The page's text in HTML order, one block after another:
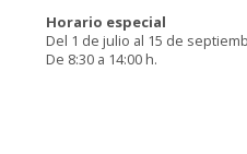
Horario especial
Del 1 de julio al 15 de
De 8:30 a 14:00 h.